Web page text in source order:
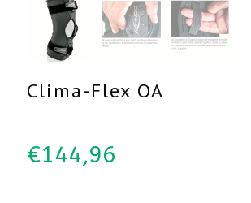
Clima-Flex OA
€144,96